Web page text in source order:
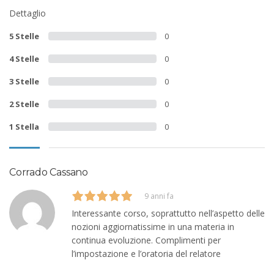
Dettaglio
5 Stelle 0
4 Stelle 0
3 Stelle 0
2 Stelle 0
1 Stella 0
Corrado Cassano
9 anni fa
Interessante corso, soprattutto nell’aspetto delle
nozioni aggiornatissime in una materia in
continua evoluzione. Complimenti per
l’impostazione e l’oratoria del relatore